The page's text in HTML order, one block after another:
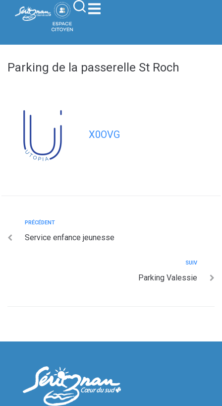
principal
Parking de la passerelle St Roch
X0OVG
PRÉCÉDENT
Service enfance jeunesse
SUIV
Parking Valessie